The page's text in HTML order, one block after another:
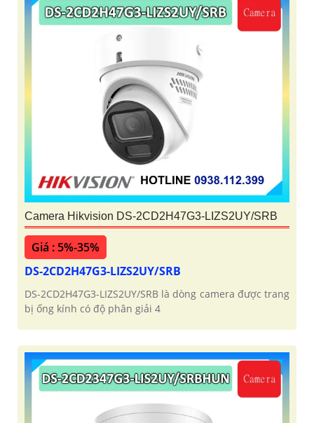
Camera Hikvision DS-2CD2H47G3-LIZS2UY/SRB
Giá : 5%-35%
DS-2CD2H47G3-LIZS2UY/SRB
DS-2CD2H47G3-LIZS2UY/SRB là dòng camera được trang
bị ống kính có độ phân giải 4